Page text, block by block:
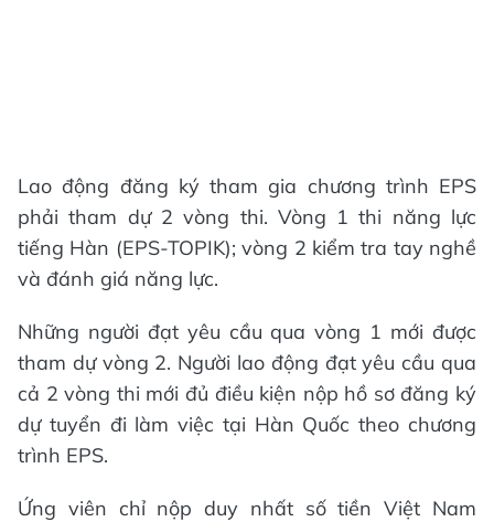
Lao động đăng ký tham gia chương trình EPS
phải tham dự 2 vòng thi. Vòng 1 thi năng lực
tiếng Hàn (EPS-TOPIK); vòng 2 kiểm tra tay nghề
và đánh giá năng lực.
Những người đạt yêu cầu qua vòng 1 mới được
tham dự vòng 2. Người lao động đạt yêu cầu qua
cả 2 vòng thi mới đủ điều kiện nộp hồ sơ đăng ký
dự tuyển đi làm việc tại Hàn Quốc theo chương
trình EPS.
Ứng viên chỉ nộp duy nhất số tiền Việt Nam